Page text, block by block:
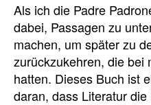
Als ich die Padre
dabei, Passagen zu
machen, um später zu
zurückzukehren, die bei
hatten. Dieses Buch ist
daran, dass Literatur